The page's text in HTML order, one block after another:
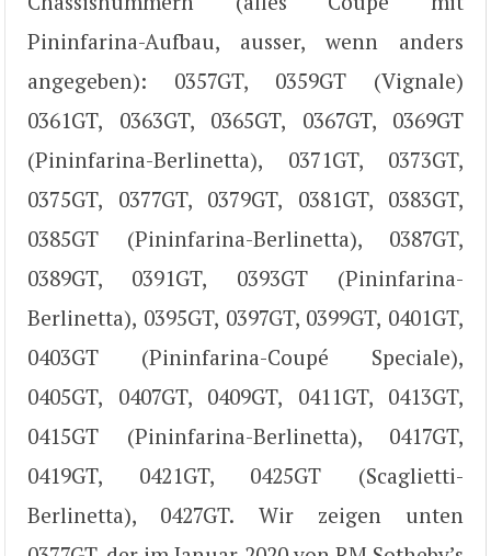
Pininfarina-Aufbau, ausser, wenn anders
angegeben): 0357GT, 0359GT (Vignale)
0361GT, 0363GT, 0365GT, 0367GT, 0369GT
(Pininfarina-Berlinetta), 0371GT, 0373GT,
0375GT, 0377GT, 0379GT, 0381GT, 0383GT,
0385GT (Pininfarina-Berlinetta), 0387GT,
0389GT, 0391GT, 0393GT (Pininfarina-
Berlinetta), 0395GT, 0397GT, 0399GT, 0401GT,
0403GT (Pininfarina-Coupé Speciale),
0405GT, 0407GT, 0409GT, 0411GT, 0413GT,
0415GT (Pininfarina-Berlinetta), 0417GT,
0419GT, 0421GT, 0425GT (Scaglietti-
Berlinetta), 0427GT. Wir zeigen unten